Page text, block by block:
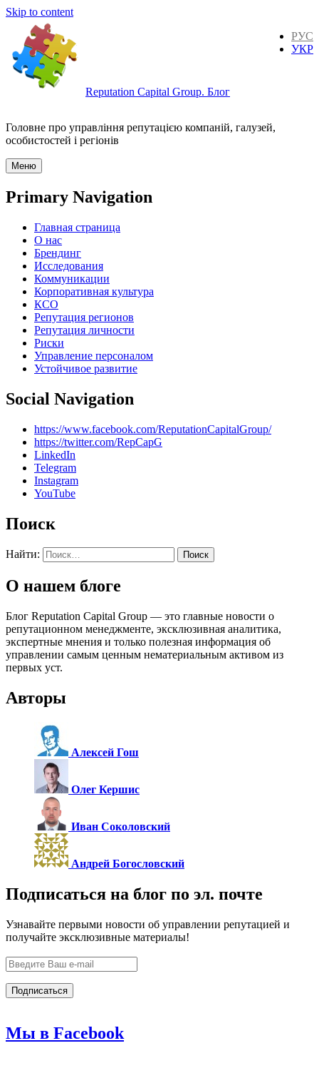
Skip to content
Reputation Capital Group. Блог
РУС
УКР
Головне про управління репутацією компаній, галузей,
особистостей і регіонів
Меню
Primary Navigation
Главная страница
О нас
Брендинг
Исследования
Коммуникации
Корпоративная культура
КСО
Репутация регионов
Репутация личности
Риски
Управление персоналом
Устойчивое развитие
Social Navigation
https://www.facebook.com/ReputationCapitalGroup/
https://twitter.com/RepCapG
LinkedIn
Telegram
Instagram
YouTube
Поиск
Найти:
О нашем блоге
Блог Reputation Capital Group — это главные новости о
репутационном менеджменте, эксклюзивная аналитика,
экспертные мнения и только полезная информация об
управлении самым ценным нематериальным активом из
первых уст.
Авторы
Алексей Гош
Олег Кершис
Иван Соколовский
Андрей Богословский
Подписаться на блог по эл. почте
Узнавайте первыми новости об управлении репутацией и
получайте эксклюзивные материалы!
Мы в Facebook